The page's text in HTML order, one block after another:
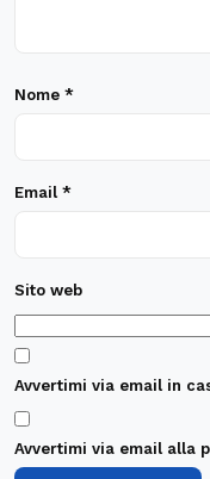
Nome *
Email *
Sito web
Avvertimi via email in
Avvertimi via email alla